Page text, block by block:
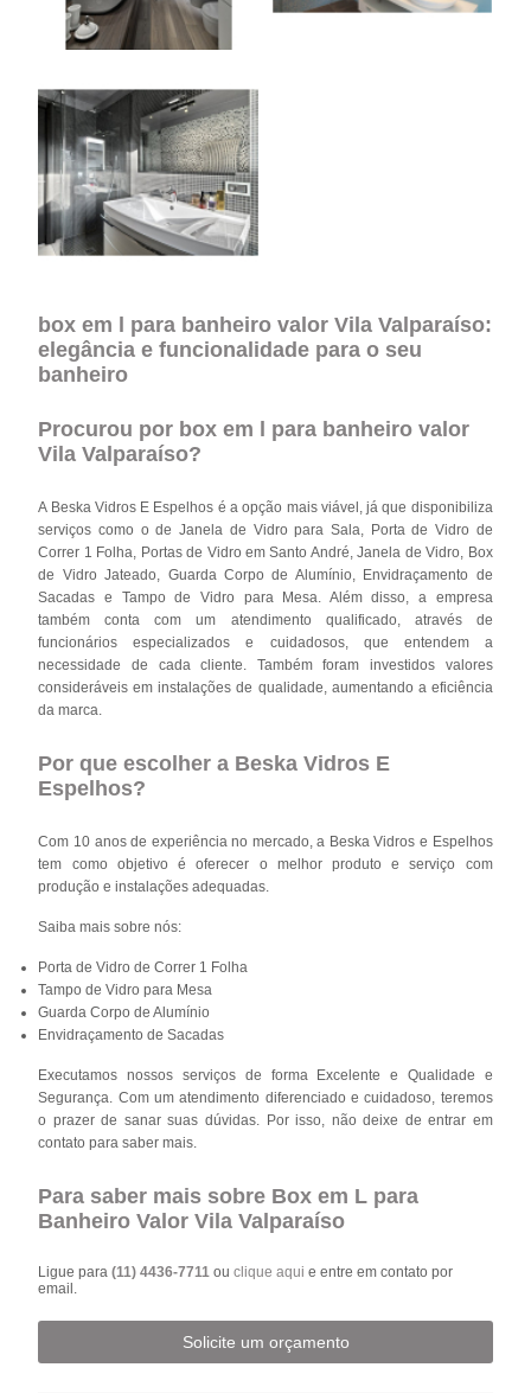
box em l para banheiro valor Vila Valparaíso:
elegância e funcionalidade para o seu
banheiro
Procurou por box em l para banheiro valor
Vila Valparaíso?
A Beska Vidros E Espelhos é a opção mais viável, já que disponibiliza
serviços como o de Janela de Vidro para Sala, Porta de Vidro de
Correr 1 Folha, Portas de Vidro em Santo André, Janela de Vidro, Box
de Vidro Jateado, Guarda Corpo de Alumínio, Envidraçamento de
Sacadas e Tampo de Vidro para Mesa. Além disso, a empresa
também conta com um atendimento qualificado, através de
funcionários especializados e cuidadosos, que entendem a
necessidade de cada cliente. Também foram investidos valores
consideráveis em instalações de qualidade, aumentando a eficiência
da marca.
Por que escolher a Beska Vidros E
Espelhos?
Com 10 anos de experiência no mercado, a Beska Vidros e Espelhos
tem como objetivo é oferecer o melhor produto e serviço com
produção e instalações adequadas.
Saiba mais sobre nós:
Porta de Vidro de Correr 1 Folha
Tampo de Vidro para Mesa
Guarda Corpo de Alumínio
Envidraçamento de Sacadas
Executamos nossos serviços de forma Excelente e Qualidade e
Segurança. Com um atendimento diferenciado e cuidadoso, teremos
o prazer de sanar suas dúvidas. Por isso, não deixe de entrar em
contato para saber mais.
Para saber mais sobre Box em L para
Banheiro Valor Vila Valparaíso
Ligue para(11) 4436-7711ouclique aqui e entre em contato por
email.
Solicite um orçamento